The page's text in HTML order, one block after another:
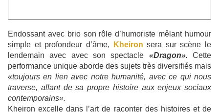
Endossant avec brio son rôle d’humoriste mêlant humour
simple et profondeur d’âme,
Kheiron sera sur scène le
lendemain avec avec son spectacle «Dragon». Cette
performance unique aborde des sujets très diversifiés mais
«toujours en lien avec notre humanité, avec ce qui nous
traverse, allant de sa propre histoire aux enjeux sociaux
contemporains».
Kheiron excelle dans l’art de raconter des histoires et de